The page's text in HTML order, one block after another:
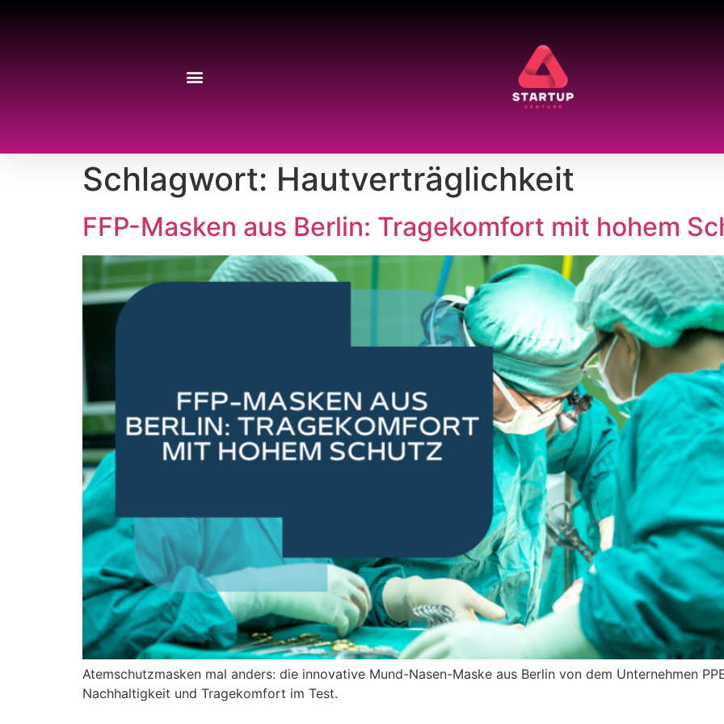
Schlagwort: Hautverträglichkeit
FFP-Masken aus Berlin: Tragekomfort mit hohem
Atemschutzmasken mal anders: die innovative Mund-Nasen-Maske aus Berlin von dem Unternehmen
Nachhaltigkeit und Tragekomfort im Test.